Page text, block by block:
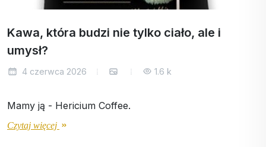
Kawa, która budzi nie tylko ciało, ale i
umysł?
4 czerwca 2026 1.6 k
Mamy ją - Hericium Coffee.
Czytaj więcej